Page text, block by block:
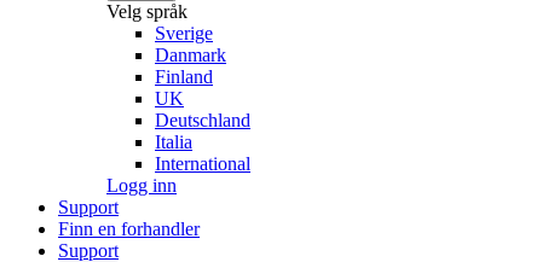
Velg språk
Sverige
Danmark
Finland
UK
Deutschland
Italia
International
Logg inn
Support
Finn en forhandler
Support